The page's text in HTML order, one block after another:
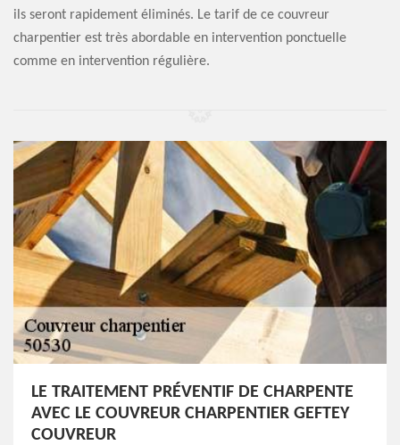
ils seront rapidement éliminés. Le tarif de ce couvreur
charpentier est très abordable en intervention ponctuelle
comme en intervention régulière.
LE TRAITEMENT PRÉVENTIF DE CHARPENTE
AVEC LE COUVREUR CHARPENTIER GEFTEY
COUVREUR